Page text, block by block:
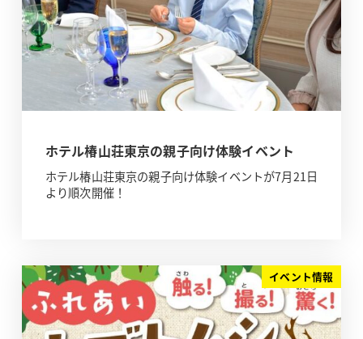
ホテル椿山荘東京の親子向け体験イベント
ホテル椿山荘東京の親子向け体験イベントが7月21日
より順次開催！
イベント情報